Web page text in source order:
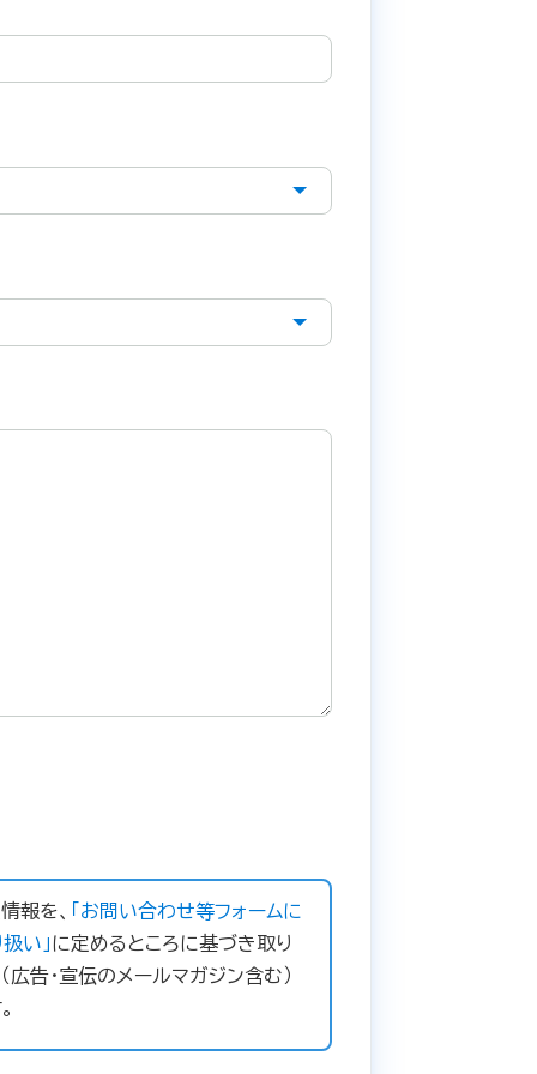
報を、
「お問い合わせ等フォームに
い」に定めるところに基づき取り
広告・宣伝のメールマガジン含む）